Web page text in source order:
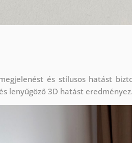
és stílusos hatást
lenyűgöző 3D hatást eredményez.